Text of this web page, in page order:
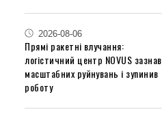
2026-08-06
Прямі ракетні влучання:
логістичний центр NOVUS зазнав
масштабних руйнувань і зупинив
роботу